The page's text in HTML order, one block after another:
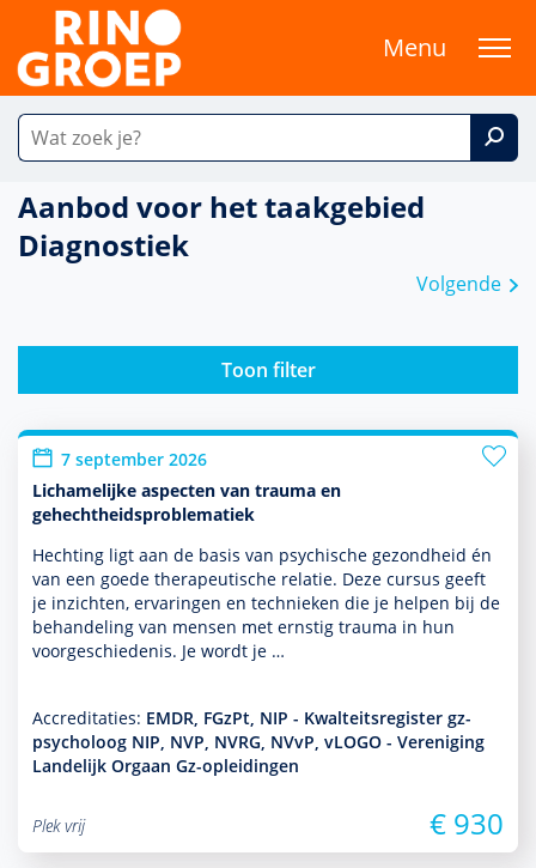
Menu
Aanbod voor het taakgebied
Diagnostiek
Volgende
Toon filter
7 september 2026
Lichamelijke aspecten van trauma en
gehechtheidsproblematiek
Hechting ligt aan de basis van psychische gezond­heid én
van een goede thera­peu­tische relatie. Deze cursus geeft
je inzichten, ervaringen en tech­nieken die je helpen bij de
behan­del­ing van mensen met ernstig trauma in hun
voorgeschiedenis. Je wordt je …
Accreditaties: EMDR, FGzPt, NIP - Kwalteitsregister gz-
psycholoog NIP, NVP, NVRG, NVvP, vLOGO - Vereniging
Landelijk Orgaan Gz-opleidingen
Plek vrij € 930